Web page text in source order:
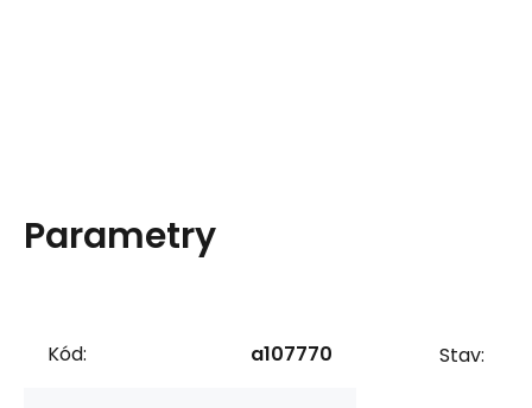
Parametry
Kód: a107770 Stav: